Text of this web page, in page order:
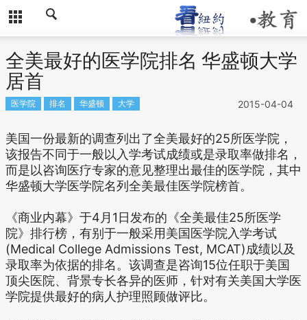
全美最好的医学院排名 华盛顿大学
居首
2015-04-04
医学院 排名 华盛顿 大学
美国一份最新的调查列出了全美最好的25所医学院，
该报告不同于一般以入学考试成绩或是录取率做排名，
而是以咨询医疗专家的意见整理出最佳的医学院，其中
华盛顿大学医学院名列全美最佳医学院榜首。
《商业内幕》于4月1日发布的《全美最佳25所医学
院》排行榜，有别于一般采用美国医学院入学考试
(Medical College Admissions Test, MCAT)成绩以及
录取率为依据的排名。该调查是咨询15位任职于美国
顶尖医院、背景专长各异的医师，针对有关美国大学医
学院提供最好的病人护理照顾做评比。